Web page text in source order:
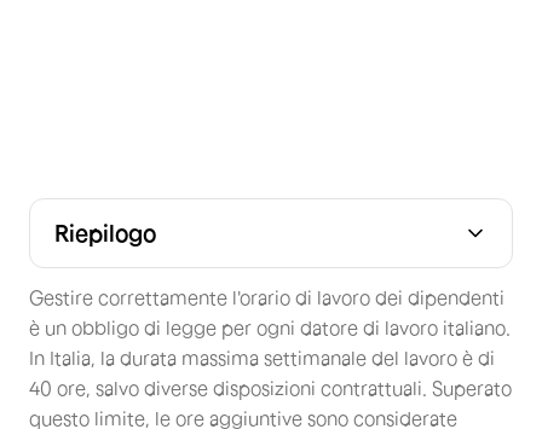
Gestire correttamente l'orario di lavoro dei dipendenti
è un obbligo di legge per ogni datore di lavoro italiano.
In Italia, la durata massima settimanale del lavoro è di
40 ore, salvo diverse disposizioni contrattuali. Superato
questo limite, le ore aggiuntive sono considerate
Riepilogo
Italia
lavoro?
lavoro
lavoro